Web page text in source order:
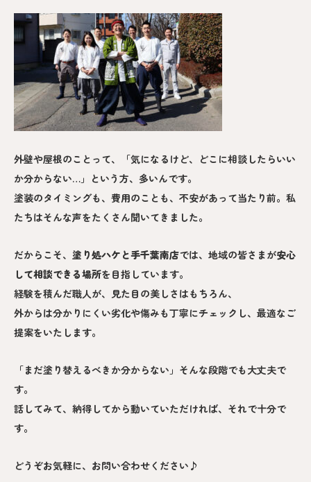
外壁や屋根のことって、「気になるけど、どこに相談したらいい
か分からない…」という方、多いんです。
塗装のタイミングも、費用のことも、不安があって当たり前。私
たちはそんな声をたくさん聞いてきました。
だからこそ、 塗り処ハケと手千葉南店では、地域の皆さまが安心
して相談できる場所を目指しています。
経験を積んだ職人が、見た目の美しさはもちろん、
外からは分かりにくい劣化や傷みも丁寧にチェックし、最適なご
提案をいたします。
「まだ塗り替えるべきか分からない」そんな段階でも大丈夫で
す。
話してみて、納得してから動いていただければ、それで十分で
す。
どうぞお気軽に、お問い合わせください♪